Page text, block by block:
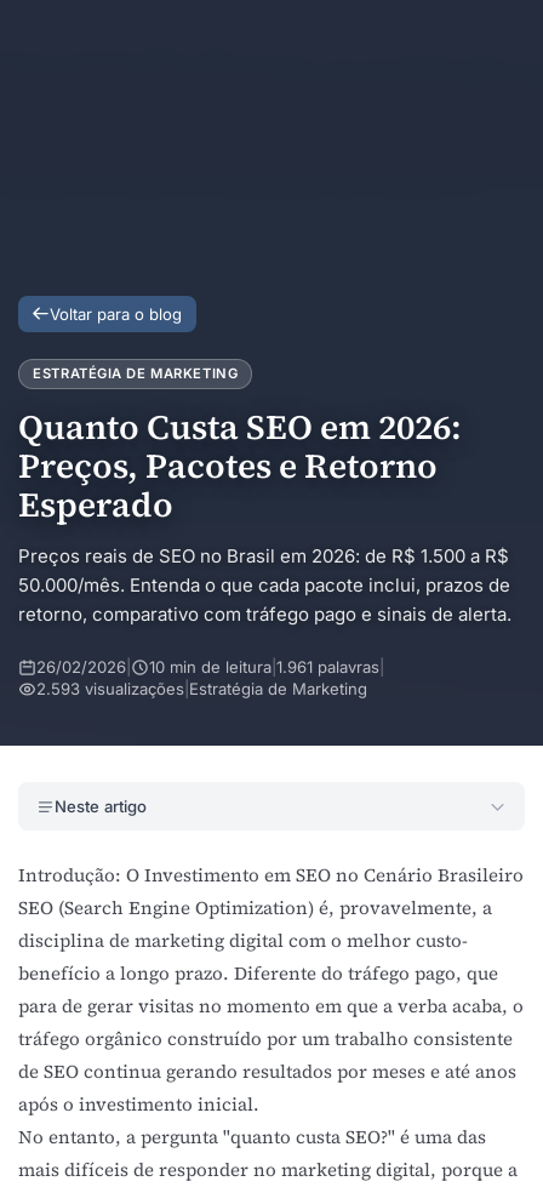
Voltar para o blog
ESTRATÉGIA DE MARKETING
Quanto Custa SEO em 2026:
Preços, Pacotes e Retorno
Esperado
Preços reais de SEO no Brasil em 2026: de R$ 1.500 a R$
50.000/mês. Entenda o que cada pacote inclui, prazos de
retorno, comparativo com tráfego pago e sinais de alerta.
26/02/2026 10 min de leitura 1.961 palavras
2.593 visualizações Estratégia de Marketing
Neste artigo
Introdução: O Investimento em SEO no Cenário Brasileiro
SEO (Search Engine Optimization) é, provavelmente, a
disciplina de marketing digital com o melhor custo-
benefício a longo prazo. Diferente do tráfego pago, que
para de gerar visitas no momento em que a verba acaba, o
tráfego orgânico construído por um trabalho consistente
de SEO continua gerando resultados por meses e até anos
após o investimento inicial.
No entanto, a pergunta "quanto custa SEO?" é uma das
mais difíceis de responder no marketing digital, porque a